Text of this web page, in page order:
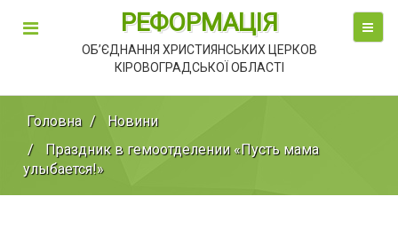
РЕФОРМАЦІЯ
ОБ’ЄДНАННЯ ХРИСТИЯНСЬКИХ ЦЕРКОВ
КІРОВОГРАДСЬКОЇ ОБЛАСТІ
Головна
Новини
Праздник в гемоотделении «Пусть мама
улыбается!»